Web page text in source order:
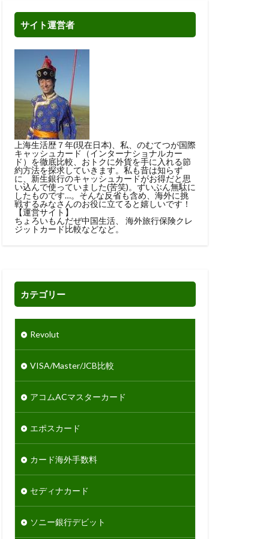
サイト運営者
上海生活歴７年(現在日本)、私、のむてつが国際
キャッシュカード（インターナショナルカー
ド）を徹底比較、おトクに外貨を手に入れる節
約方法を探求していきます。私も昔は知らず
に、新生銀行のキャッシュカードがお得だと思
い込んで使っていました(苦笑)。ずいぶん無駄に
したものです…。そんな反省も含め、海外に挑
戦するみなさんのお役に立てると嬉しいです！
【運営サイト】
ちょろいもんだぜ中国生活
海外旅行保険クレ
ジットカード比較などなど。
カテゴリー
Revolut
VISA/Master/JCB比較
アコムACマスターカード
エポスカード
カード海外手数料
セディナカード
ソニー銀行デビット